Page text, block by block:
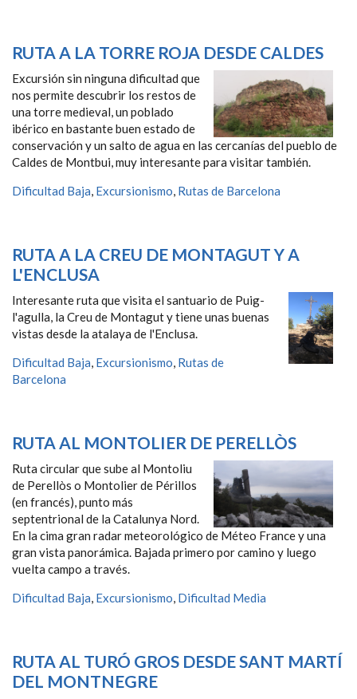
RUTA A LA TORRE ROJA DESDE CALDES
Excursión sin ninguna dificultad que
nos permite descubrir los restos de
una torre medieval, un poblado
ibérico en bastante buen estado de
conservación y un salto de agua en las cercanías del pueblo de
Caldes de Montbui, muy interesante para visitar también.
Dificultad Baja, Excursionismo, Rutas de Barcelona
RUTA A LA CREU DE MONTAGUT Y A
L'ENCLUSA
Interesante ruta que visita el santuario de Puig-
l'agulla, la Creu de Montagut y tiene unas buenas
vistas desde la atalaya de l'Enclusa.
Dificultad Baja, Excursionismo, Rutas de
Barcelona
RUTA AL MONTOLIER DE PERELLÒS
Ruta circular que sube al Montoliu
de Perellòs o Montolier de Périllos
(en francés), punto más
septentrional de la Catalunya Nord.
En la cima gran radar meteorológico de Méteo France y una
gran vista panorámica. Bajada primero por camino y luego
vuelta campo a través.
Dificultad Baja, Excursionismo, Dificultad Media
RUTA AL TURÓ GROS DESDE SANT MARTÍ
DEL MONTNEGRE